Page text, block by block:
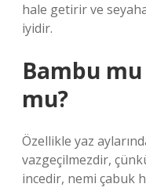
hale getirir ve
iyidir.
Bambu
mu?
Özellikle yaz
vazgeçilmezdir,
incedir, nemi çabuk